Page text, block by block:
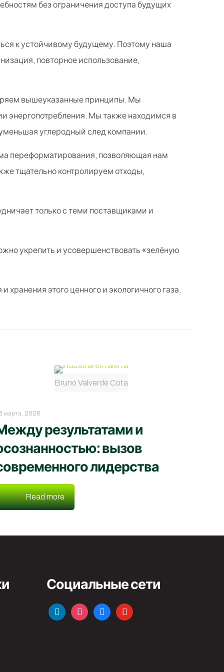
без ограничения доступа будущих
к устойчивому будущему. Поэтому наша
повторное использование,
вышеуказанные принципы. Мы
энергопотребления. Мы также находимся в
углеродный след компании.
переформатирования, позволяющая нам
тщательно контролируем отходы,
только с теми поставщиками и
укрепить и усовершенствовать «зелёную
этого ценного и экологичного газа.
Bruno Valverde Cota
марта, 2026
результатами и
вызов
лидерства
Read more
Социальные сети
linkedininstagramfacebookyoutube